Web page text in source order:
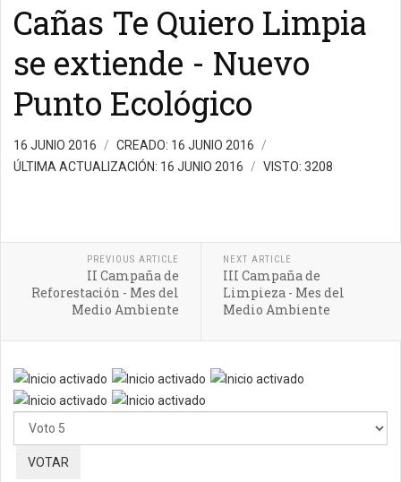
Cañas Te Quiero Limpia
se extiende - Nuevo
Punto Ecológico
16 JUNIO 2016
CREADO: 16 JUNIO 2016
ÚLTIMA ACTUALIZACIÓN: 16 JUNIO 2016
VISTO: 3208
PREVIOUS ARTICLE
II Campaña de
Reforestación - Mes del
Medio Ambiente
NEXT ARTICLE
III Campaña de
Limpieza - Mes del
Medio Ambiente
Ratio:5 /5
vote